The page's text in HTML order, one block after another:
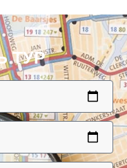
ТУР